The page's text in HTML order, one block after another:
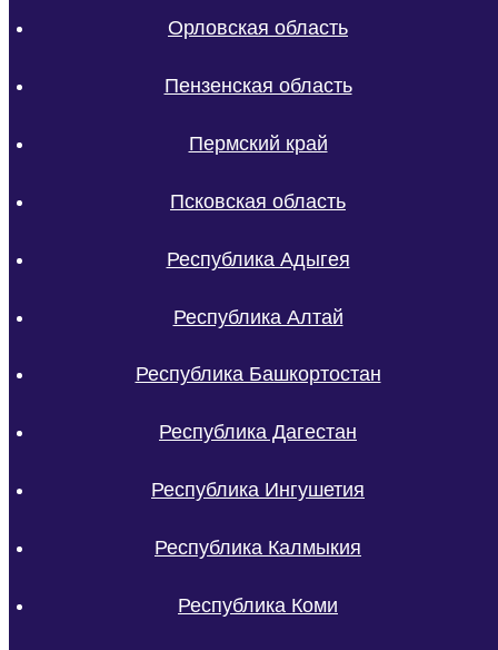
Орловская область
Пензенская область
Пермский край
Псковская область
Республика Адыгея
Республика Алтай
Республика Башкортостан
Республика Дагестан
Республика Ингушетия
Республика Калмыкия
Республика Коми